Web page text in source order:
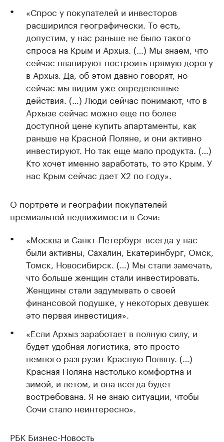
«Спрос у покупателей и инвесторов
расширился географически. То есть,
допустим, у нас раньше не было такого
спроса на Крым и Архыз. (…) Мы знаем, что
сейчас планируют построить прямую дорогу
в Архыз. Да, об этом давно говорят, но
сейчас мы видим уже определенные
действия. (…) Люди сейчас понимают, что в
Архызе сейчас можно еще по более
доступной цене купить апартаменты, как
раньше на Красной Поляне, и они активно
инвестируют. Но так еще мало продукта. (…)
Кто хочет именно заработать, то это Крым. У
нас Крым сейчас дает Х2 по году».
О портрете и географии покупателей
премиальной недвижимости в Сочи:
«Москва и Санкт-Петербург всегда у нас
были активны, Сахалин, Екатеринбург, Омск,
Томск, Новосибирск. (…) Мы стали замечать,
что больше женщин стали инвестировать.
Женщины стали задумывать о своей
финансовой подушке, у некоторых девушек
это первая инвестиция».
«Если Архыз заработает в полную силу, и
будет удобная логистика, это просто
немного разгрузит Красную Поляну. (…)
Красная Поляна настолько комфортна и
зимой, и летом, и она всегда будет
востребована. Я не знаю ситуации, чтобы
Сочи стало неинтересно».
РБК Бизнес-Новость